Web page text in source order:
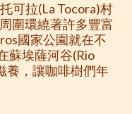
可拉(La Tocora)村
圍環繞著許多豐富
國家公園就在不
蘇埃薩河谷(Rio
養，讓咖啡樹們年